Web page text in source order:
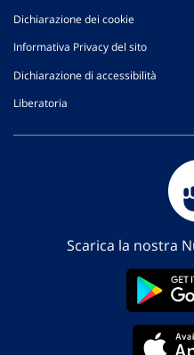
Dichiarazione dei cookie
Informativa Privacy del sito
Dichiarazione di accessibilità
Liberatoria
Scarica la nostra